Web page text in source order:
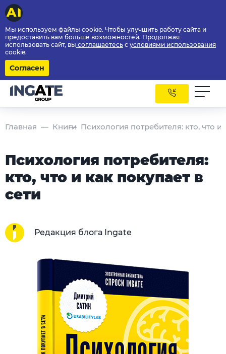
Мы используем файлы cookie. Чтобы улучшить работу сайта и
предоставить вам больше возможностей. Продолжая
использовать сайт, вы соглашаетесь с условиями использования
cookie.
Согласен
Главная Книги Психология потребителя: кто, что и
Психология потребителя:
кто, что и как покупает в
сети
Редакция блога Ingate